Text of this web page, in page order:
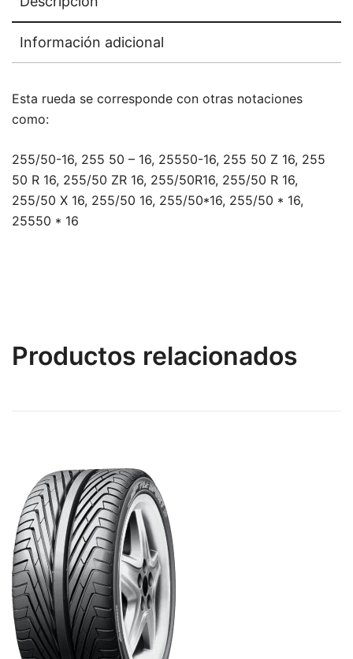
Información adicional
Esta rueda se corresponde con otras notaciones
como:
255/50-16, 255 50 – 16, 25550-16, 255 50 Z 16, 255
50 R 16, 255/50 ZR 16, 255/50R16, 255/50 R 16,
255/50 X 16, 255/50 16, 255/50*16, 255/50 * 16,
25550 * 16
Productos relacionados